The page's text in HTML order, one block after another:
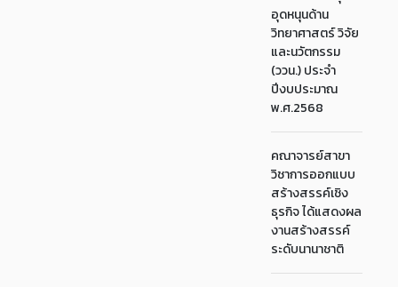
อุดหนุนด้าน
วิทยาศาสตร์ วิจัย
และนวัตกรรม
(ววน.) ประจำ
ปีงบประมาณ
พ.ศ.2568
คณาจารย์สาขา
วิชาการออกแบบ
สร้างสรรค์เชิง
ธุรกิจ ได้แสดงผล
งานสร้างสรรค์
ระดับนานาชาติ